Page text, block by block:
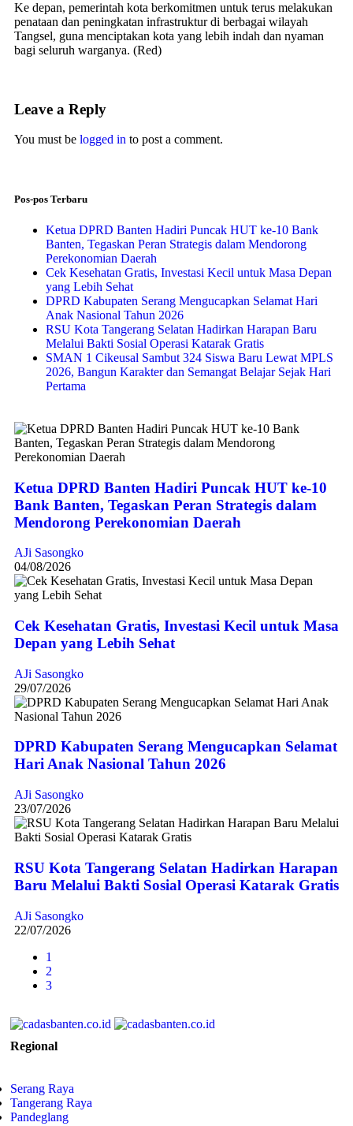
Ke depan, pemerintah kota berkomitmen untuk terus melakukan
penataan dan peningkatan infrastruktur di berbagai wilayah
Tangsel, guna menciptakan kota yang lebih indah dan nyaman
bagi seluruh warganya. (Red)
Leave a Reply
You must be logged in to post a comment.
Pos-pos Terbaru
Ketua DPRD Banten Hadiri Puncak HUT ke-10 Bank
Banten, Tegaskan Peran Strategis dalam Mendorong
Perekonomian Daerah
Cek Kesehatan Gratis, Investasi Kecil untuk Masa Depan
yang Lebih Sehat
DPRD Kabupaten Serang Mengucapkan Selamat Hari
Anak Nasional Tahun 2026
RSU Kota Tangerang Selatan Hadirkan Harapan Baru
Melalui Bakti Sosial Operasi Katarak Gratis
SMAN 1 Cikeusal Sambut 324 Siswa Baru Lewat MPLS
2026, Bangun Karakter dan Semangat Belajar Sejak Hari
Pertama
Ketua DPRD Banten Hadiri Puncak HUT ke-10
Bank Banten, Tegaskan Peran Strategis dalam
Mendorong Perekonomian Daerah
AJi Sasongko
04/08/2026
Cek Kesehatan Gratis, Investasi Kecil untuk Masa
Depan yang Lebih Sehat
AJi Sasongko
29/07/2026
DPRD Kabupaten Serang Mengucapkan Selamat
Hari Anak Nasional Tahun 2026
AJi Sasongko
23/07/2026
RSU Kota Tangerang Selatan Hadirkan Harapan
Baru Melalui Bakti Sosial Operasi Katarak Gratis
AJi Sasongko
22/07/2026
1
2
3
Regional
Serang Raya
Tangerang Raya
Pandeglang